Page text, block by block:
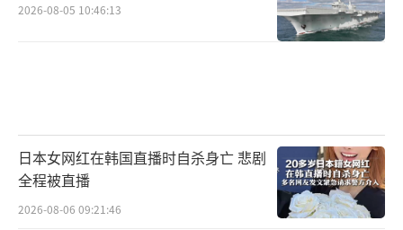
2026-08-05 10:46:13
日本女网红在韩国直播时自杀身亡 悲剧
全程被直播
2026-08-06 09:21:46